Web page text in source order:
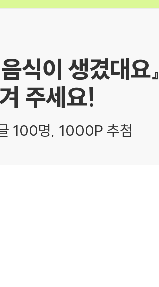
식이 생겼대요』
주세요!
100명, 1000P 추첨